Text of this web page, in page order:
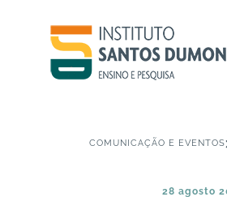
COMUNICAÇÃO E EVENTOS
28 agosto